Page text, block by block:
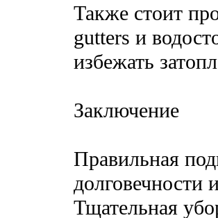
Также стоит
gutters и
избежать
Заключение
Правильная
долговечности
Тщательная